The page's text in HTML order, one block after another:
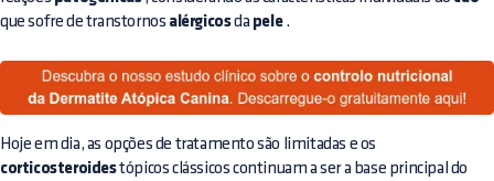
que sofre de transtornos alérgicosda pele.
Hoje em dia, as opções de tratamento são limitadas e os
corticosteroidestópicos clássicos continuam a ser a base principal do